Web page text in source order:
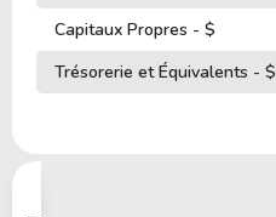
Capitaux Propres - $
Trésorerie et Équivalents - $